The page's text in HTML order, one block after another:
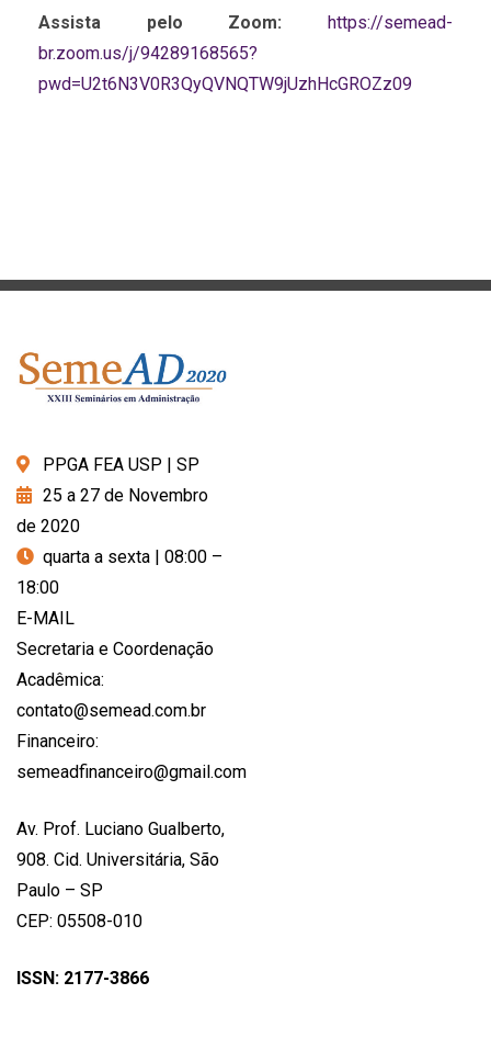
Assista pelo Zoom:
https://semead-
br.zoom.us/j/94289168565?
pwd=U2t6N3V0R3QyQVNQTW9jUzhHcGROZz09
PPGA FEA USP | SP
25 a 27 de Novembro
de 2020
quarta a sexta | 08:00 –
18:00
E-MAIL
Secretaria e Coordenação
Acadêmica:
contato@semead.com.br
Financeiro:
semeadfinanceiro@gmail.com
Av. Prof. Luciano Gualberto,
908. Cid. Universitária, São
Paulo – SP
CEP: 05508-010
ISSN: 2177-3866